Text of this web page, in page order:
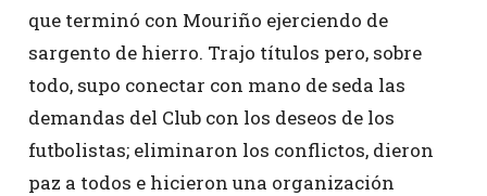
que terminó con Mouriño ejerciendo de
sargento de hierro. Trajo títulos pero, sobre
todo, supo conectar con mano de seda las
demandas del Club con los deseos de los
futbolistas; eliminaron los conflictos, dieron
paz a todos e hicieron una organización